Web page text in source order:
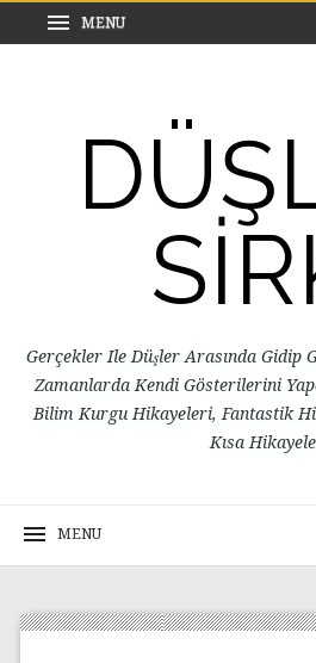
Gerçekler Ile Düşler Arasında Gidip
Zamanlarda Kendi Gösterilerini
Bilim Kurgu Hikayeleri, Fantastik
Kısa